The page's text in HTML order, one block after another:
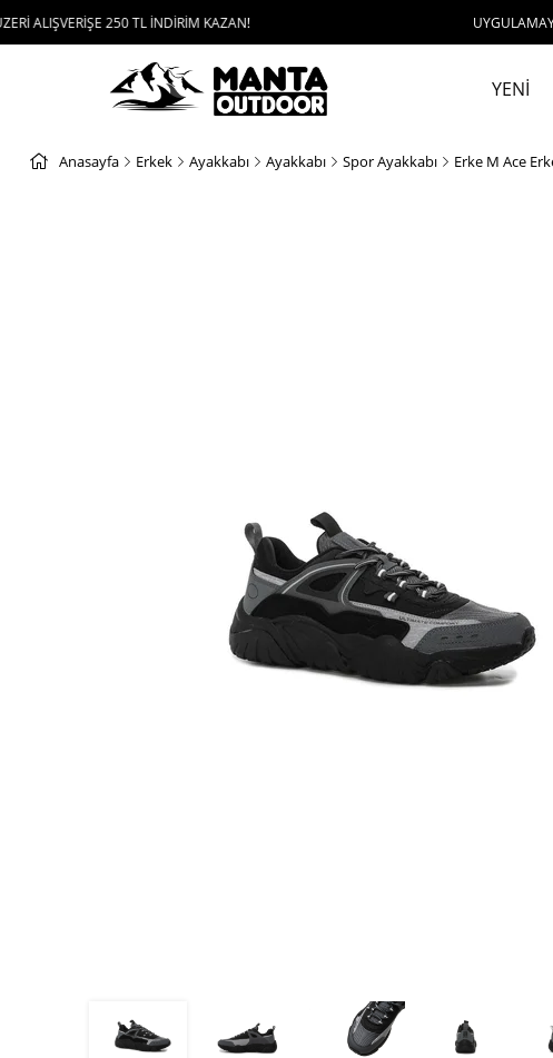
250 TL İNDİRİM KAZAN! UYGULAMAYI İNDİR,
YENİ
Anasayfa Erkek Ayakkabı Ayakkabı Spor Ayakkabı Erke M Ace